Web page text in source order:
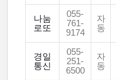
나눔
로또
055-
761-
9174
자
동
경일
통신
055-
251-
6500
자
동